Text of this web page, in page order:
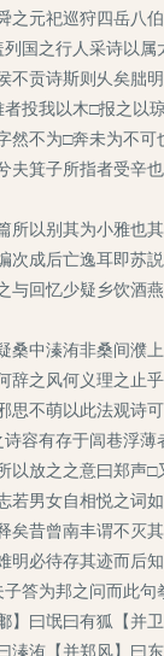
元祀巡狩四岳八
国之行人采诗以
不贡诗斯则乆矣朏
我以木□报之以
然不为□奔未为不
箕子所指者受辛
以别其为小雅也
成后亡逸耳即苏
与回忆少疑乡饮
中溱洧非桑间濮
之风何义理之
不萌以此法观诗
容有存于闾巷浮
放之之意曰郑声
男女自相悦之词
昔曾南丰谓不灭
必待存其迹而
答为邦之问而此
曰氓曰有狐【并
洧【并郑风】曰